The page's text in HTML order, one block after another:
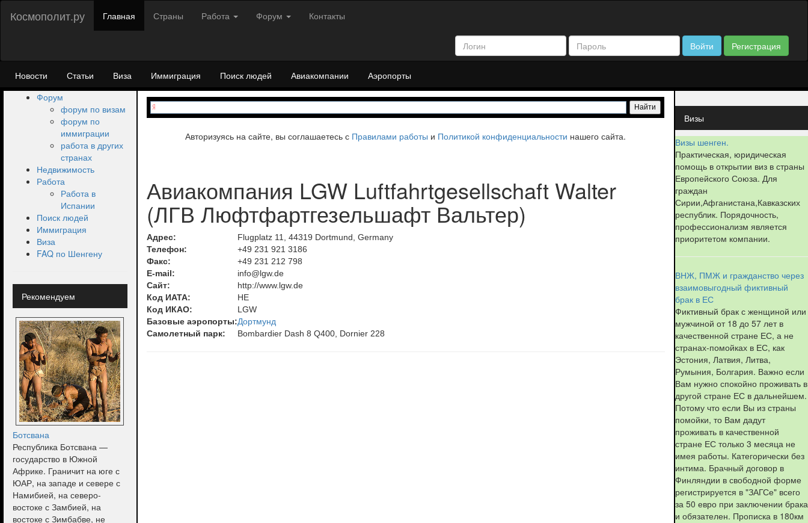
Космополит.ру Главная Страны Работа Форум Контакты
Войти Регистрация
Новости Статьи Виза Иммиграция Поиск людей Авиакомпании
Аэропорты
Форум
форум по визам
форум по
иммиграции
работа в других
странах
Недвижимость
Работа
Работа в
Испании
Поиск людей
Иммиграция
Виза
FAQ по Шенгену
Рекомендуем
Ботсвана
Республика Ботсвана —
государство в Южной
Африке. Граничит на юге с
ЮАР, на западе и севере с
Намибией, на северо-
востоке с Замбией, на
востоке с Зимбабве, не
Авторизуясь на сайте, вы соглашаетесь с Правилами работы и Политикой конфиденциальности нашего сайта.
Авиакомпания LGW Luftfahrtgesellschaft Walter
(ЛГВ Люфтфартгезельшафт Вальтер)
Адрес:
Flugplatz 11, 44319 Dortmund, Germany
Телефон:
+49 231 921 3186
Факс:
+49 231 212 798
E-mail:
info@lgw.de
Сайт:
http://www.lgw.de
Код ИАТА:
HE
Код ИКАО:
LGW
Базовые аэропорты:Дортмунд
Самолетный парк:
Bombardier Dash 8 Q400, Dornier 228
Визы
Визы шенген.
Практическая, юридическая
помощь в открытии виз в страны
Европейского Союза. Для
граждан
Сирии,Афганистана,Кавказских
республик. Порядочность,
профессионализм является
приоритетом компании.
ВНЖ, ПМЖ и гражданство через
взаимовыгодный фиктивный
брак в ЕС
Фиктивный брак с женщиной или
мужчиной от 18 до 57 лет в
качественной стране ЕС, а не
странах-помойках в ЕС, как
Эстония, Латвия, Литва,
Румыния, Болгария. Важно если
Вам нужно спокойно проживать в
другой стране ЕС в дальнейшем.
Потому что если Вы из страны
помойки, то Вам дадут
проживать в качественной
стране ЕС только 3 месяца не
имея работы. Категорически без
интима. Брачный договор в
Финляндии в свободной форме
регистрируется в "ЗАГСе" всего
за 50 евро при заключении брака
и обязателен. Прописка в 180км